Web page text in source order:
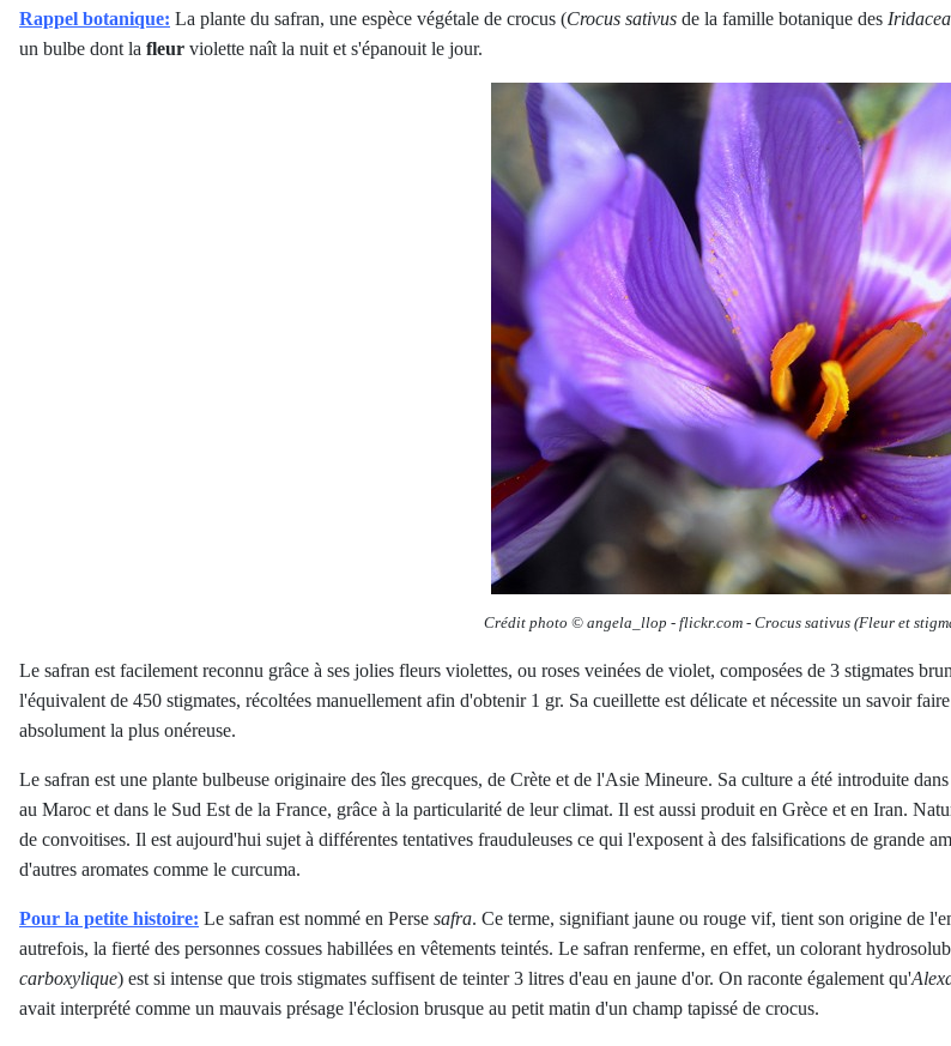
Rappel botanique: La plante du safran, une espèce végétale de crocus (Crocus sativus de la famille botanique des
un bulbe dont la fleur violette naît la nuit et s'épanouit le jour.
Crédit photo © angela_llop - flickr.com - Crocus sativus (Fleur et
Le safran est facilement reconnu grâce à ses jolies fleurs violettes, ou roses veinées de violet, composées de 3 stigmates
l'équivalent de 450 stigmates, récoltées manuellement afin d'obtenir 1 gr. Sa cueillette est délicate et nécessite un savoir
absolument la plus onéreuse.
Le safran est une plante bulbeuse originaire des îles grecques, de Crète et de l'Asie Mineure. Sa culture a été introduite
au Maroc et dans le Sud Est de la France, grâce à la particularité de leur climat. Il est aussi produit en Grèce et en Iran.
de convoitises. Il est aujourd'hui sujet à différentes tentatives frauduleuses ce qui l'exposent à des falsifications de grande
d'autres aromates comme le curcuma.
Pour la petite histoire: Le safran est nommé en Perse safra. Ce terme, signifiant jaune ou rouge vif, tient son origine de
autrefois, la fierté des personnes cossues habillées en vêtements teintés. Le safran renferme, en effet, un colorant
carboxylique) est si intense que trois stigmates suffisent de teinter 3 litres d'eau en jaune d'or. On raconte également qu'
avait interprété comme un mauvais présage l'éclosion brusque au petit matin d'un champ tapissé de crocus.